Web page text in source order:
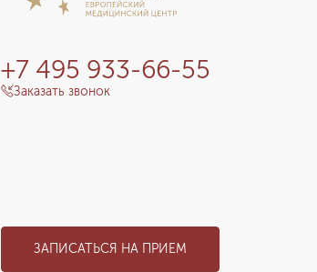
+7 495 933-66-55
Заказать звонок
ЗАПИСАТЬСЯ НА ПРИЕМ